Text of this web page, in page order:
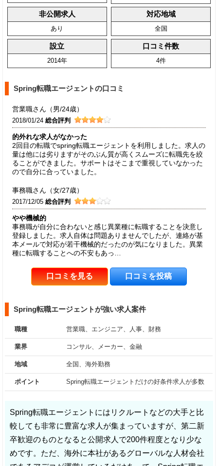
非公開求人
あり
対応地域
全国
設立
2014年
口コミ件数
4件
Spring転職エージェントの口コミ
営業職さん（男/24歳）
2018/01/24 総合評判
的外れな求人がなかった
2回目の転職でspring転職エージェントを利用しました。求人の
量は他には劣りますがそのぶん質が高くスムーズに転職先を絞
ることができました。サポートはそこまで重視していなかった
ので自分に合っていました。
事務職さん（女/27歳）
2017/12/05 総合評判
やや機械的
事務職が自分に合わないと感じ異業種に転職することを決意し
登録しました。求人自体は問題ありませんでしたが、連絡が基
本メールで対応が若干機械的だったのが気になりました。異業
種に転職することへの不安もあっ…
口コミを見る 口コミを投稿
Spring転職エージェントが強い求人案件
職種 営業職、エンジニア、人事、財務
業界 コンサル、メーカー、金融
地域 全国、海外勤務
ポイント Spring転職エージェントだけの好条件求人が多数
Spring転職エージェントにはリクルートなどの大手と比
較しても非常に豊富な求人が集まっていますが、第二新
卒歓迎のものとなると公開求人で200件程度となり少な
めです。ただ、海外に本社があるグローバルな人材会社